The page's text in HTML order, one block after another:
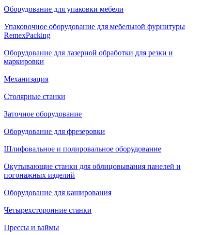
Оборудование для упаковки мебели
Упаковочное оборудование для мебельной фурнитуры
RemexPacking
Оборудование для лазерной обработки для резки и
маркировки
Механизация
Столярные станки
Заточное оборудование
Оборудование для фрезеровки
Шлифовальное и полировальное оборудование
Окутывающие станки для облицовывания панелей и
погонажных изделий
Оборудование для каширования
Четырехсторонние станки
Прессы и ваймы